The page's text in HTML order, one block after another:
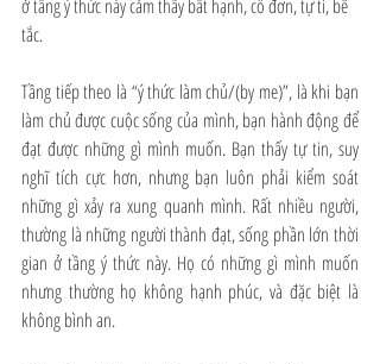
ở tầng ý thức này cảm thấy bất hạnh, cô đơn, tự ti, bế
tắc.
Tầng tiếp theo là “ý thức làm chủ/(by me)”, là khi bạn
làm chủ được cuộc sống của mình, bạn hành động để
đạt được những gì mình muốn. Bạn thấy tự tin, suy
nghĩ tích cực hơn, nhưng bạn luôn phải kiểm soát
những gì xảy ra xung quanh mình. Rất nhiều người,
thường là những người thành đạt, sống phần lớn thời
gian ở tầng ý thức này. Họ có những gì mình muốn
nhưng thường họ không hạnh phúc, và đặc biệt là
không bình an.